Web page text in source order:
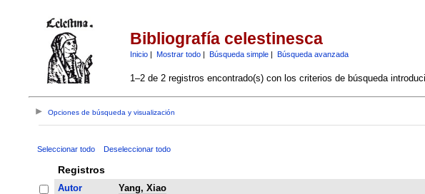
Bibliografía celestinesca
Inicio| Mostrar todo| Búsqueda simple| Búsqueda avanzada
1–2 de 2 registros encontrado(s) con los criterios de búsqueda
Opciones de búsqueda y visualización
Seleccionar todo Deseleccionar todo
Registros
Autor
Yang, Xiao